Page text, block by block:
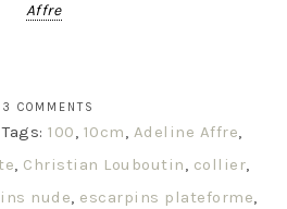
Affre
COMMENTS
Tags:100, 10cm, Adeline Affre,
, Christian Louboutin, collier,
nude, escarpins plateforme,